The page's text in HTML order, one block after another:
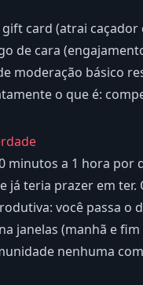
card (atrai
de cara
moderação básico
o que é:
minutos a 1 hora por
já teria prazer em
você passa o
janelas (manhã e
nenhuma